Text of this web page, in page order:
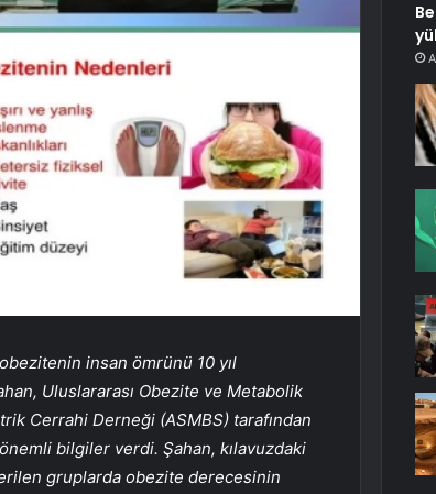
insan ömrünü 10 yıl
Uluslararası Obezite ve Metabolik
Cerrahi Derneği (ASMBS) tarafından
bilgiler verdi. Şahan, kılavuzdaki
gruplarda obezite derecesinin